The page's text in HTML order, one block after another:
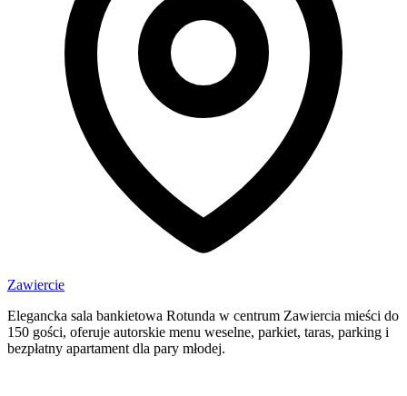
Zawiercie
Elegancka sala bankietowa Rotunda w centrum Zawiercia mieści do
150 gości, oferuje autorskie menu weselne, parkiet, taras, parking i
bezpłatny apartament dla pary młodej.